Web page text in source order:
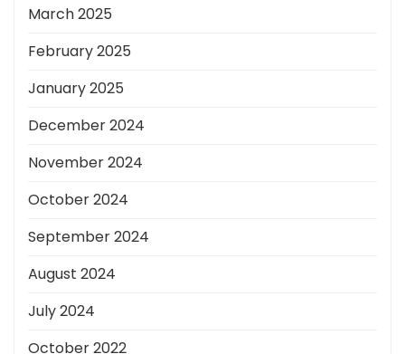
March 2025
February 2025
January 2025
December 2024
November 2024
October 2024
September 2024
August 2024
July 2024
October 2022